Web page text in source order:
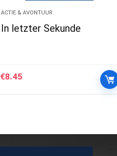
ACTIE & AVONTUUR
In letzter Sekunde
€8.45